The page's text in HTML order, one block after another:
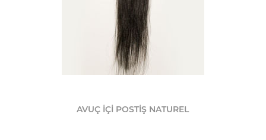
AVUÇ İÇİ POSTİŞ NATUREL